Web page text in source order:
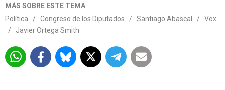
MÁS SOBRE ESTE TEMA
Política
/ Congreso de los Diputados / Santiago Abascal /
Vox
/
Javier Ortega Smith